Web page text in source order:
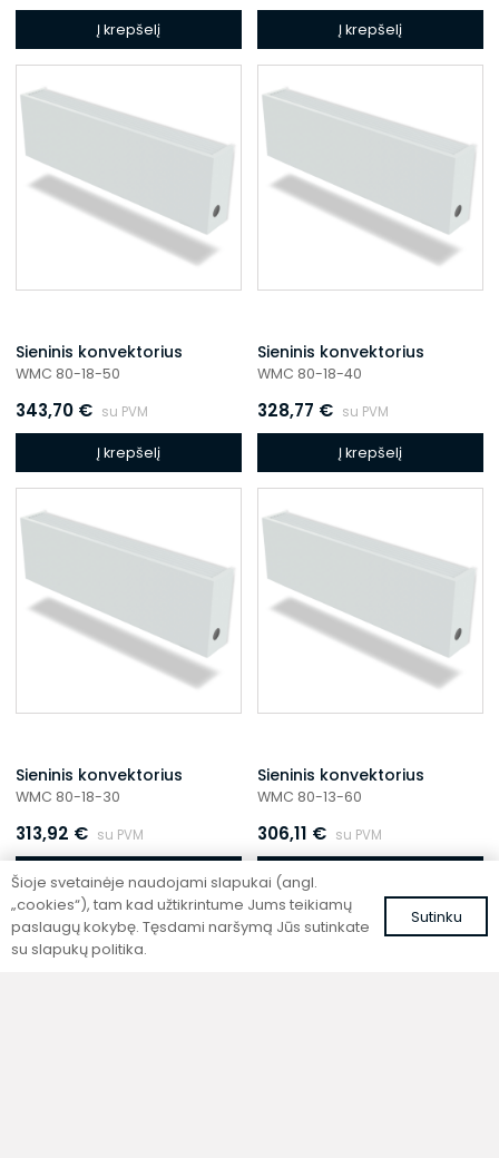
Į krepšelį Į krepšelį
Sieninis konvektorius
WMC 80-18-50
343,70 € su PVM
Į krepšelį
Sieninis konvektorius
WMC 80-18-40
328,77 € su PVM
Į krepšelį
Sieninis konvektorius
WMC 80-18-30
313,92 € su PVM
Į krepšelį
Sieninis konvektorius
WMC 80-13-60
306,11 € su PVM
Šioje svetainėje naudojami slapukai (angl.
„cookies“), tam kad užtikrintume Jums teikiamų
paslaugų kokybę. Tęsdami naršymą Jūs sutinkate
su slapukų politika.
Sutinku